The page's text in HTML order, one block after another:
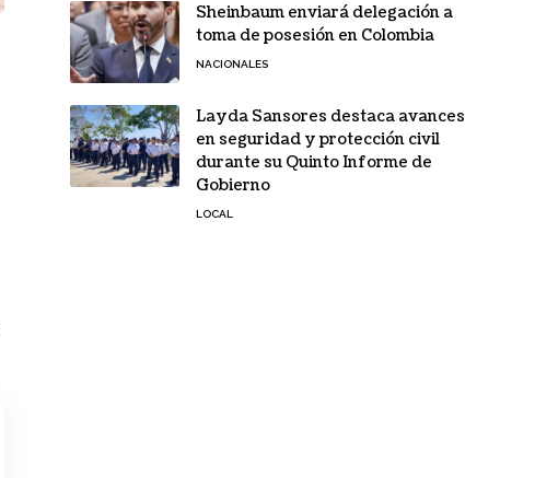
Sheinbaum enviará delegación a
toma de posesión en Colombia
NACIONALES
Layda Sansores destaca avances
en seguridad y protección civil
durante su Quinto Informe de
Gobierno
LOCAL